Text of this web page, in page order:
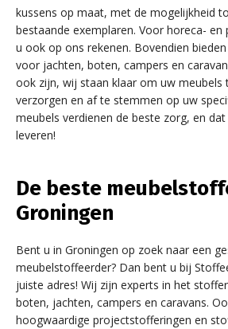
kussens op maat, met de mogelijkheid
bestaande exemplaren. Voor horeca-
u ook op ons rekenen. Bovendien
voor jachten, boten, campers en
ook zijn, wij staan klaar om uw meubels
verzorgen en af te stemmen op uw
meubels verdienen de beste zorg, en
leveren!
De beste
Groningen
Bent u in Groningen op zoek naar een
meubelstoffeerder? Dan bent u bij
juiste adres! Wij zijn experts in het
boten, jachten, campers en caravans.
hoogwaardige projectstofferingen en